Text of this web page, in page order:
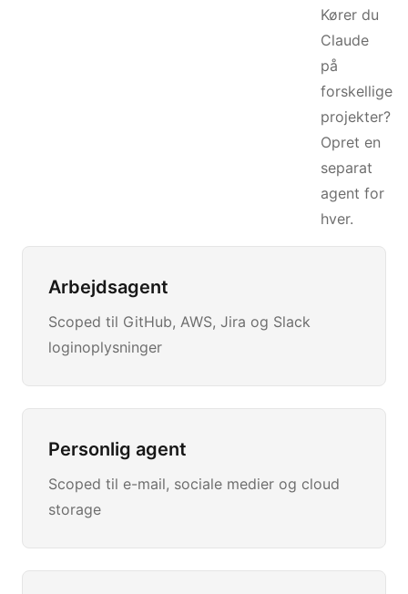
Kører du
Claude
på
forskellige
projekter?
Opret en
separat
agent for
hver.
Arbejdsagent
Scoped til GitHub, AWS, Jira og Slack
loginoplysninger
Personlig agent
Scoped til e-mail, sociale medier og cloud
storage